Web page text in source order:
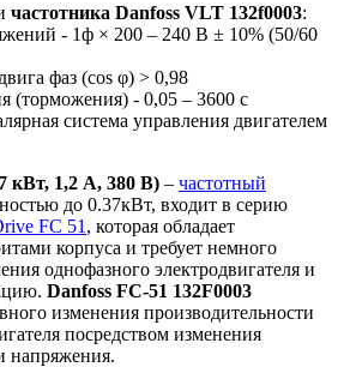
частотника Danfoss VLT 132f0003:
- 1ф × 200 – 240 В ± 10% (50/60
фаз (cos φ) > 0,98
(торможения) - 0,05 – 3600 с
система управления двигателем
кВт, 1,2 А, 380 В) – частотный
до 0.37кВт, входит в серию
FC 51 , которая обладает
корпуса и требует немного
однофазного электродвигателя и
Danfoss FC-51 132F0003
изменения производительности
посредством изменения
напряжения.